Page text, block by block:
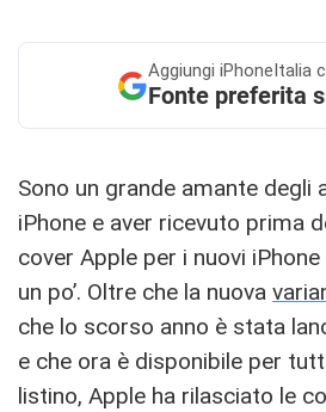
Aggiungi iPhoneItalia
Fonte preferita
Sono un grande amante degli
iPhone e aver ricevuto prima
cover Apple per i nuovi
un po’. Oltre che la nuova
che lo scorso anno è stata
e che ora è disponibile per
listino, Apple ha rilasciato le